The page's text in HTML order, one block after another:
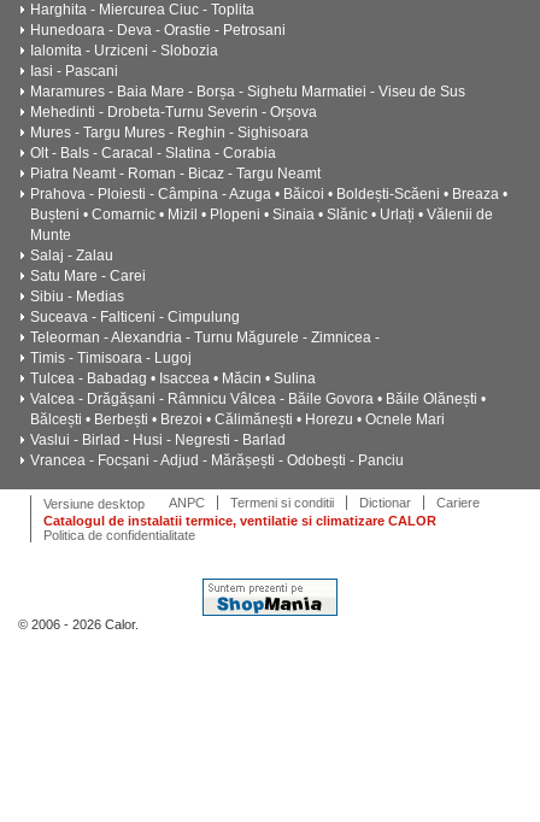
Harghita - Miercurea Ciuc - Toplita
Hunedoara - Deva - Orastie - Petrosani
Ialomita - Urziceni - Slobozia
Iasi - Pascani
Maramures - Baia Mare - Borșa - Sighetu Marmatiei - Viseu de Sus
Mehedinti - Drobeta-Turnu Severin - Orșova
Mures - Targu Mures - Reghin - Sighisoara
Olt - Bals - Caracal - Slatina - Corabia
Piatra Neamt - Roman - Bicaz - Targu Neamt
Prahova - Ploiesti - Câmpina - Azuga • Băicoi • Boldești-Scăeni • Breaza •
Bușteni • Comarnic • Mizil • Plopeni • Sinaia • Slănic • Urlați • Vălenii de
Munte
Salaj - Zalau
Satu Mare - Carei
Sibiu - Medias
Suceava - Falticeni - Cimpulung
Teleorman - Alexandria - Turnu Măgurele - Zimnicea -
Timis - Timisoara - Lugoj
Tulcea - Babadag • Isaccea • Măcin • Sulina
Valcea - Drăgășani - Râmnicu Vâlcea - Băile Govora • Băile Olănești •
Bălcești • Berbești • Brezoi • Călimănești • Horezu • Ocnele Mari
Vaslui - Birlad - Husi - Negresti - Barlad
Vrancea - Focșani - Adjud - Mărășești - Odobești - Panciu
Versiune desktop ANPC Termeni si conditii Dictionar
Cariere
Catalogul de instalatii termice, ventilatie si climatizare CALOR
Politica de confidentialitate
© 2006 - 2026 Calor.